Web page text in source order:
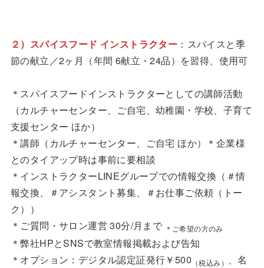
２） スパイスフード インストラクター ：スパイスと季
節の献立／2ヶ月（年間 6献立・24品）を習得、使用可
＊スパイスフードインストラクターとしての講師活動
（カルチャーセンター、ご自宅、幼稚園・学校、子育て
支援センター ほか）
＊講師（カルチャーセンター、ご自宅 ほか）＊企業様
とのタイアップ時は事前に要相談
＊インストラクターLINEグループでの情報交換（＃情
報交換、＃アシスタント募集、＃お仕事ご依頼（トー
ク））
＊ご質問・サロン運営 30分/月まで ＊ご希望の方のみ
＊弊社HPとSNSで教室情報掲載および告知
＊オプション：デジタル認定証発行￥500 （税込み） 、名